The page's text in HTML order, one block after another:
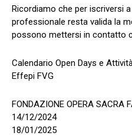
Ricordiamo che per iscriversi
professionale resta valida la
possono mettersi in contatto
Calendario Open Days e
Effepi FVG
FONDAZIONE OPERA SACRA
14/12/2024
18/01/2025